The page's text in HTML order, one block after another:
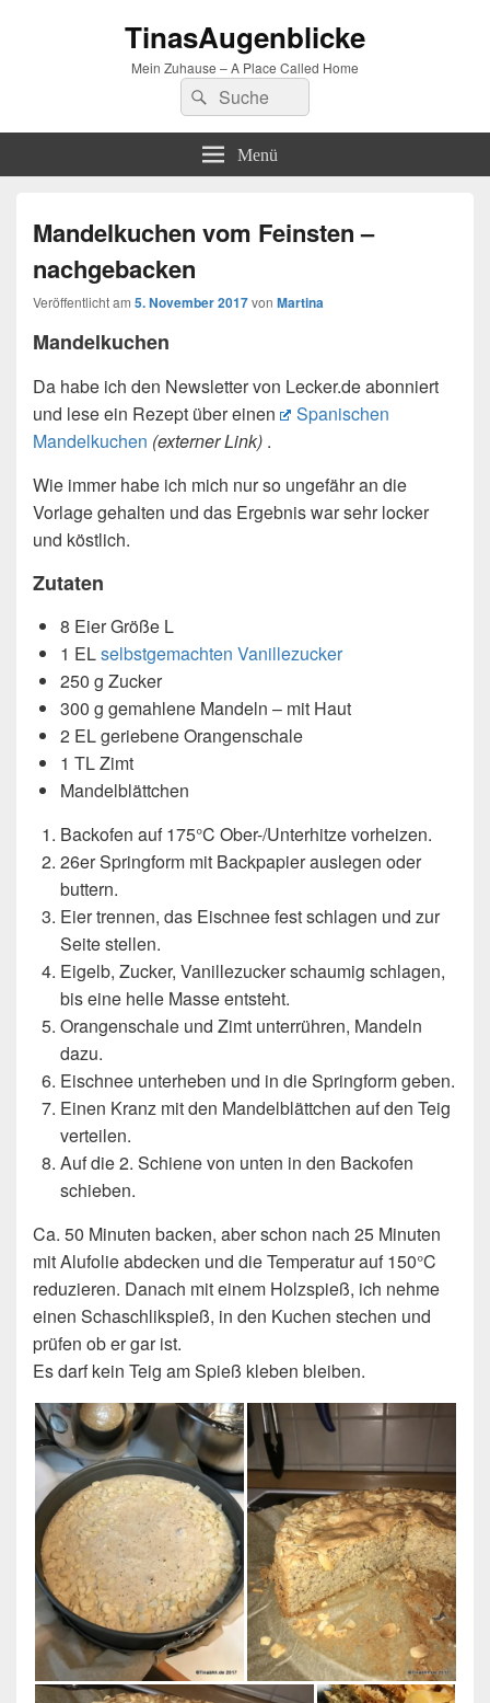
TinasAugenblicke
Mein Zuhause – A Place Called Home
Suchen
nach:
Suchen
Menü
Mandelkuchen vom Feinsten –
nachgebacken
Veröffentlicht am 5. November 2017von Martina
Mandelkuchen
Da habe ich den Newsletter von Lecker.de abonniert
und lese ein Rezept über einen
Spanischen
Mandelkuchen (externer Link) .
Wie immer habe ich mich nur so ungefähr an die
Vorlage gehalten und das Ergebnis war sehr locker
und köstlich.
Zutaten
8 Eier Größe L
1 ELselbstgemachten Vanillezucker
250 g Zucker
300 g gemahlene Mandeln – mit Haut
2 EL geriebene Orangenschale
1 TL Zimt
Mandelblättchen
Backofen auf 175°C Ober-/Unterhitze vorheizen.
26er Springform mit Backpapier auslegen oder
buttern.
Eier trennen, das Eischnee fest schlagen und zur
Seite stellen.
Eigelb, Zucker, Vanillezucker schaumig schlagen,
bis eine helle Masse entsteht.
Orangenschale und Zimt unterrühren, Mandeln
dazu.
Eischnee unterheben und in die Springform geben.
Einen Kranz mit den Mandelblättchen auf den Teig
verteilen.
Auf die 2. Schiene von unten in den Backofen
schieben.
Ca. 50 Minuten backen, aber schon nach 25 Minuten
mit Alufolie abdecken und die Temperatur auf 150°C
reduzieren. Danach mit einem Holzspieß, ich nehme
einen Schaschlikspieß, in den Kuchen stechen und
prüfen ob er gar ist.
Es darf kein Teig am Spieß kleben bleiben.